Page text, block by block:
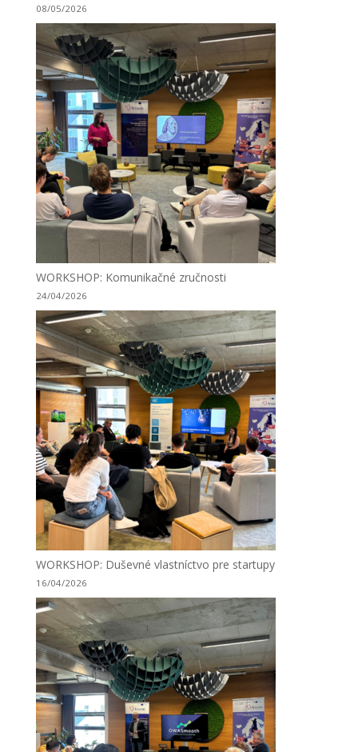
08/05/2026
WORKSHOP: Komunikačné zručnosti
24/04/2026
WORKSHOP: Duševné vlastníctvo pre startupy
16/04/2026